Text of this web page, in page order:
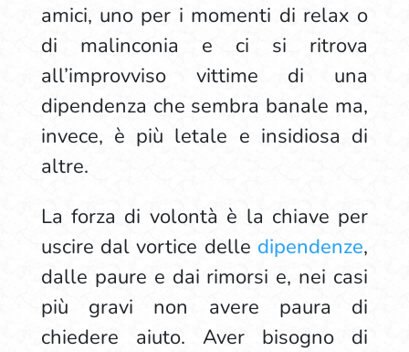
amici, uno per i momenti di relax o
di malinconia e ci si ritrova
all’improvviso vittime di una
dipendenza che sembra banale ma,
invece, è più letale e insidiosa di
altre.
La forza di volontà è la chiave per
uscire dal vortice delle dipendenze,
dalle paure e dai rimorsi e, nei casi
più gravi non avere paura di
chiedere aiuto. Aver bisogno di